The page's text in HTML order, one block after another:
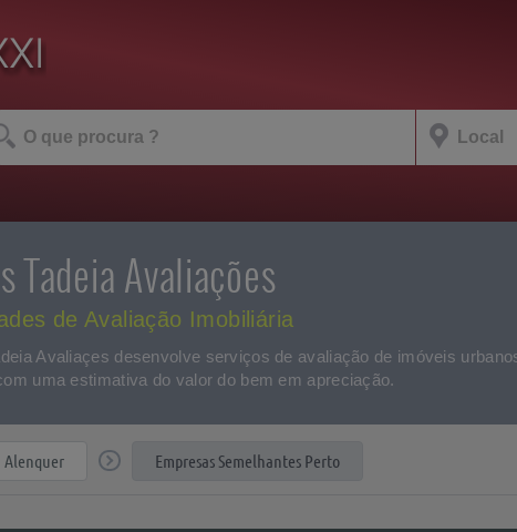
Tadeia Avaliações
de Avaliação Imobiliária
Avaliaçes desenvolve serviços de avaliação de imóveis
uma estimativa do valor do bem em apreciação.
Alenquer Empresas Semelhantes Perto